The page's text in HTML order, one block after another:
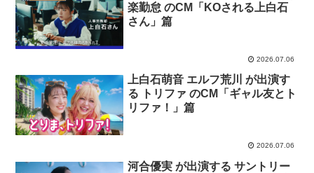
楽勤怠 のCM「KOされる上白石
さん」篇
2026.07.06
上白石萌音 エルフ荒川 が出演す
る トリファ のCM「ギャル友とト
リファ！」篇
2026.07.06
河合優実 が出演する サントリー